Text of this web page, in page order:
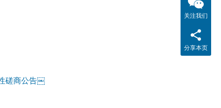
磋商公告￼
关注我们
分享本页